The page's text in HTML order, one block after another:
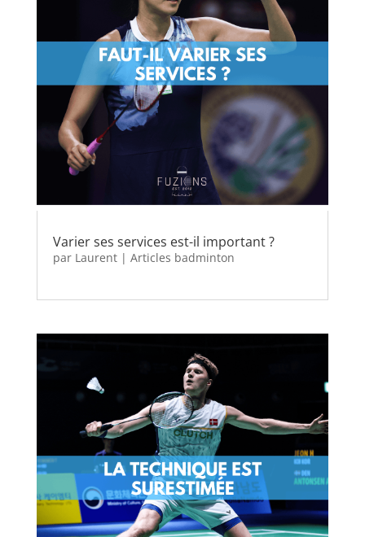
Varier ses services est-il important ?
par Laurent| Articles badminton